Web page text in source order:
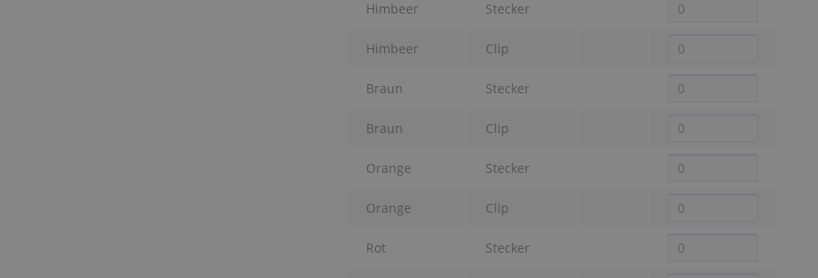
Himbeer Stecker
Himbeer Clip
Braun Stecker
Braun Clip
Orange Stecker
Orange Clip
Rot Stecker